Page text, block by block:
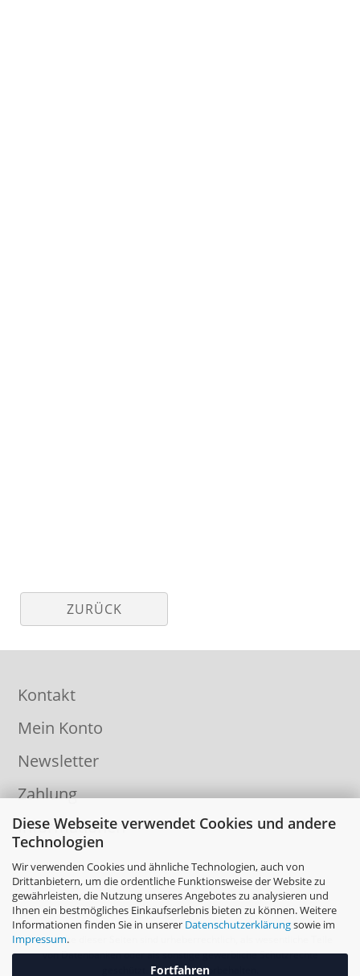
Diese Webseite verwendet Cookies und andere
Technologien
Wir verwenden Cookies und ähnliche Technologien, auch von
Drittanbietern, um die ordentliche Funktionsweise der Website zu
gewährleisten, die Nutzung unseres Angebotes zu analysieren und
Ihnen ein bestmögliches Einkaufserlebnis bieten zu können. Weitere
Informationen finden Sie in unserer Datenschutzerklärungsowie im
Impressum.
Fortfahren
ZURÜCK
Kontakt
Mein Konto
Newsletter
Zahlung
Informationen
Die Inhalte dieser Seiten sind urheberrechtlich, als wesentliche Teile
von Datenbanken oder als sonstige gewerbliche Schutzrechte
geschützt. Alle Rechte vorbehalten.